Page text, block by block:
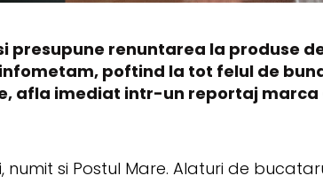
presupune renuntarea la produse
poftind la tot felul de
afla imediat intr-un reportaj marca
si Postul Mare. Alaturi de